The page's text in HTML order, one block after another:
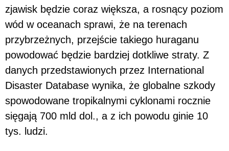
zjawisk będzie coraz większa, a rosnący poziom
wód w oceanach sprawi, że na terenach
przybrzeżnych, przejście takiego huraganu
powodować będzie bardziej dotkliwe straty. Z
danych przedstawionych przez International
Disaster Database wynika, że globalne szkody
spowodowane tropikalnymi cyklonami rocznie
sięgają 700 mld dol., a z ich powodu ginie 10
tys. ludzi.